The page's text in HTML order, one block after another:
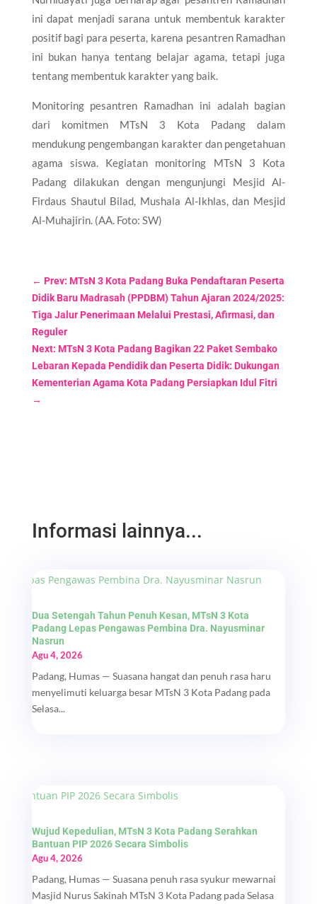
ini dapat menjadi sarana untuk membentuk karakter
positif bagi para peserta, karena pesantren Ramadhan
ini bukan hanya tentang belajar agama, tetapi juga
tentang membentuk karakter yang baik.
Monitoring pesantren Ramadhan ini adalah bagian
dari komitmen MTsN 3 Kota Padang dalam
mendukung pengembangan karakter dan pengetahuan
agama siswa. Kegiatan monitoring MTsN 3 Kota
Padang dilakukan dengan mengunjungi Mesjid Al-
Firdaus Shautul Bilad, Mushala Al-Ikhlas, dan Mesjid
Al-Muhajirin. (AA. Foto: SW)
← Prev: MTsN 3 Kota Padang Buka Pendaftaran Peserta
Didik Baru Madrasah (PPDBM) Tahun Ajaran 2024/2025:
Tiga Jalur Penerimaan Melalui Prestasi, Afirmasi, dan
Reguler
Next: MTsN 3 Kota Padang Bagikan 22 Paket Sembako
Lebaran Kepada Pendidik dan Peserta Didik: Dukungan
Kementerian Agama Kota Padang Persiapkan Idul Fitri
→
Informasi lainnya...
Dua Setengah Tahun Penuh Kesan, MTsN 3 Kota
Padang Lepas Pengawas Pembina Dra. Nayusminar
Nasrun
Agu 4, 2026
Padang, Humas — Suasana hangat dan penuh rasa haru
menyelimuti keluarga besar MTsN 3 Kota Padang pada
Selasa...
Wujud Kepedulian, MTsN 3 Kota Padang Serahkan
Bantuan PIP 2026 Secara Simbolis
Agu 4, 2026
Padang, Humas — Suasana penuh rasa syukur mewarnai
Masjid Nurus Sakinah MTsN 3 Kota Padang pada Selasa